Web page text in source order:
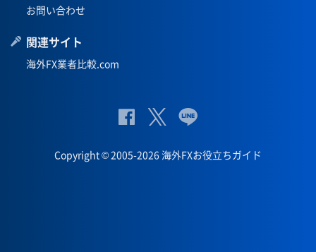
お問い合わせ
関連サイト
海外FX業者比較.com
式
Fac
Twit
ter
式
Lin
Copyright © 2005-2026 海外FXお役立ちガイド